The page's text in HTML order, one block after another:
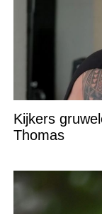
Kijkers
Thomas